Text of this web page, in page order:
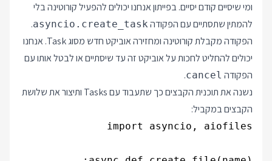
ומי שיסיים קודם יסיים. בפייתון אנחנו יכולים להפעיל קורוטינה בלי
להמתין שתסתיים עם הפקודה asyncio.create_task
.
הפקודה מקבלת קורוטינה ומחזירה אוביקט חדש מסוג Task. אנחנו
יכולים להחליט לחכות על אוביקט זה עד שיסתיים או לבטל אותו עם
הפקודה cancel
.
נשנה את תוכנית הקבצים כך שתעבוד עם Tasks ותיצור את שלושת
הקבצים במקביל: